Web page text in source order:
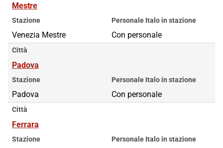
Mestre
Stazione
Venezia Mestre
Personale Italo in stazione
Con personale
Città
Padova
Stazione
Padova
Personale Italo in stazione
Con personale
Città
Ferrara
Stazione Personale Italo in stazione